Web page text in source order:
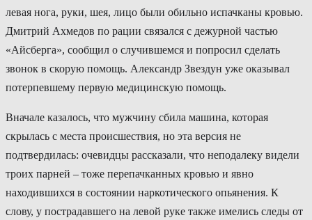
левая нога, руки, шея, лицо были обильно испачканы кровью.
Дмитрий Ахмедов по рации связался с дежурной частью
«Айсберга», сообщил о случившемся и попросил сделать
звонок в скорую помощь. Александр Звездун уже оказывал
потерпевшему первую медицинскую помощь.
Вначале казалось, что мужчину сбила машина, которая
скрылась с места происшествия, но эта версия не
подтвердилась: очевидцы рассказали, что неподалеку видели
троих парней – тоже перепачканных кровью и явно
находившихся в состоянии наркотического опьянения. К
слову, у пострадавшего на левой руке также имелись следы от